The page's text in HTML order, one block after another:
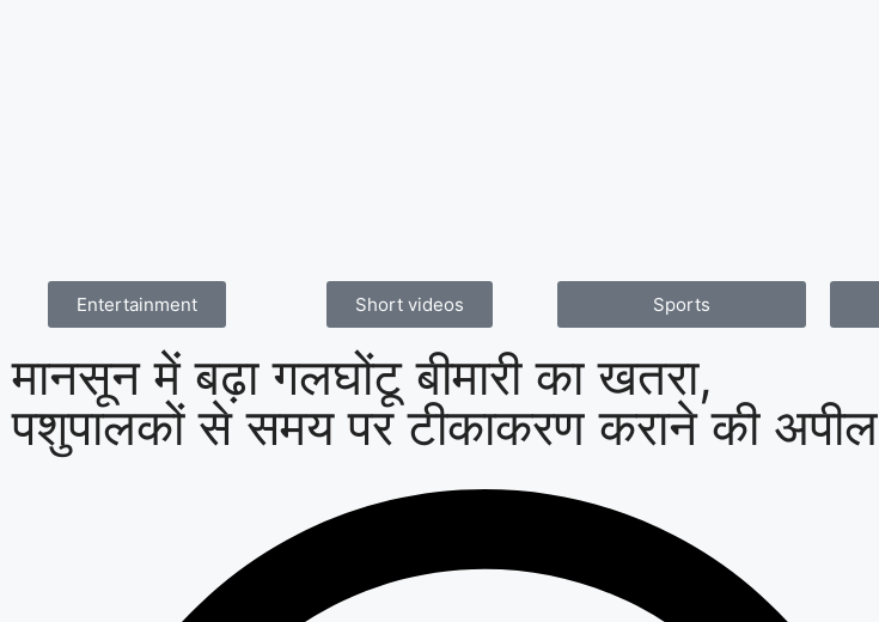
Entertainment Short videos Sports
मानसून में बढ़ा गलघोंटू बीमारी का खतरा,
पशुपालकों से समय पर टीकाकरण कराने की अपील